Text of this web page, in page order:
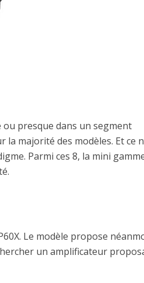
presque dans un segment
majorité des modèles. Et ce
Parmi ces 8, la mini
Le modèle propose
un amplificateur